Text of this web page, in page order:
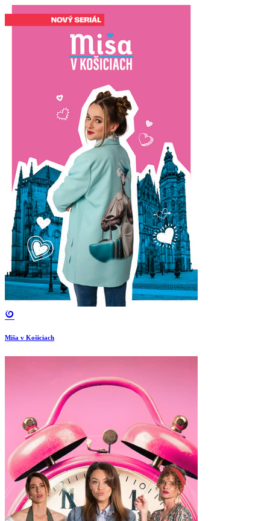
Miša v Košiciach